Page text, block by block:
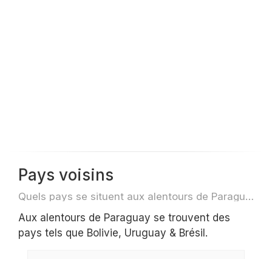
Pays voisins
Quels pays se situent aux alentours de Paraguay par exemple pour des voyage ou des vols
Aux alentours de Paraguay se trouvent des
pays tels que Bolivie, Uruguay & Brésil.